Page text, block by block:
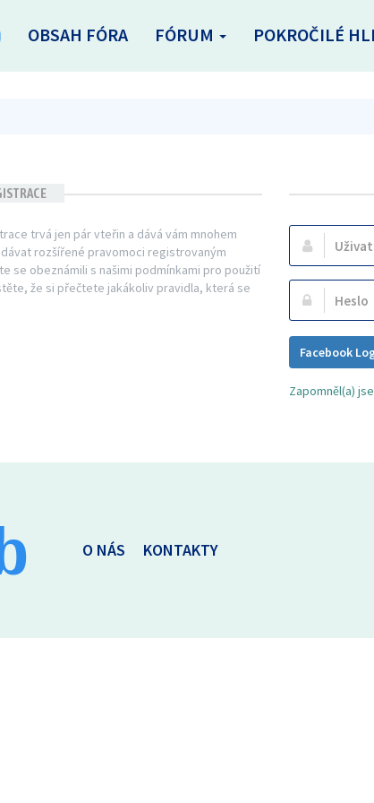
OBSAH FÓRA FÓRUM POKROČILÉ
trvá jen pár vteřin a dává vám mnohem
rozšířené pravomoci registrovaným
se obeznámili s našimi podmínkami pro použití
že si přečtete jakákoliv pravidla, která se
Uživatelské
jméno:
Heslo:
Facebook
Zapomněl(a)
O NÁS KONTAKTY